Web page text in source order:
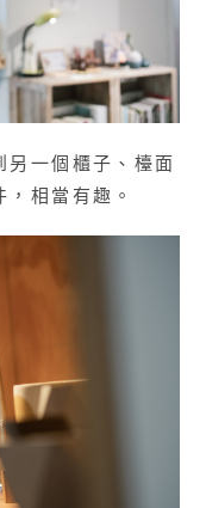
另一個櫃子、檯面
相當有趣。